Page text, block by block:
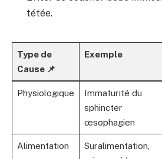
tétée.
Type de
Cause 📌
Exemple
Physiologique
Immaturité du
sphincter
œsophagien
Alimentation
Suralimentation,